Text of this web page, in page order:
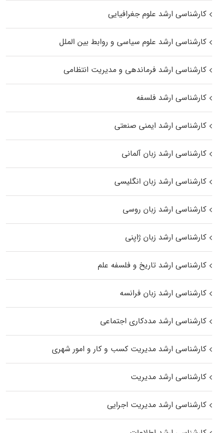
کارشناسی ارشد علوم جغرافیایی
کارشناسی ارشد علوم سیاسی و روابط بین الملل
کارشناسی ارشد فرماندهی و مدیریت انتظامی
کارشناسی ارشد فلسفه
کارشناسی ارشد ایمنی صنعتی
کارشناسی ارشد زبان آلمانی
کارشناسی ارشد زبان انگلیسی
کارشناسی ارشد زبان روسی
کارشناسی ارشد زبان ژاپنی
کارشناسی ارشد تاریخ و فلسفه علم
کارشناسی ارشد زبان فرانسه
کارشناسی ارشد مددکاری اجتماعی
کارشناسی ارشد مدیریت کسب و کار و امور شهری
کارشناسی ارشد مدیریت
کارشناسی ارشد مدیریت اجرایی